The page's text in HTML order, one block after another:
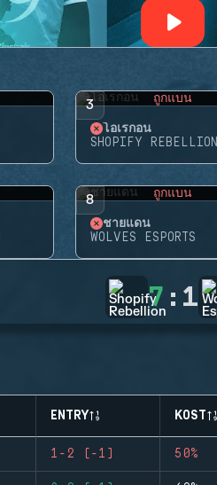
3 ถูกแบน
โอเรกอน
SHOPIFY REBELLION
8 ถูกแบน
ชายแดน
WOLVES ESPORTS
7 : 1
ENTRY KOST
1-2 (-1) 50%